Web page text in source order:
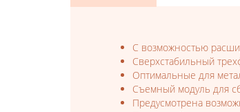
С возможностью
Сверхстабильный
Оптимальные для
Съемный модуль для
Предусмотрена